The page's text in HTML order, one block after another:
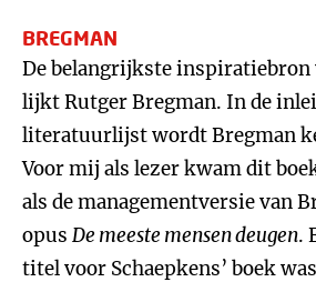
BREGMAN
De belangrijkste inspiratiebron
lijkt Rutger Bregman. In de
literatuurlijst wordt Bregman
Voor mij als lezer kwam dit
als de managementversie van
opus De meeste mensen deugen.
titel voor Schaepkens’ boek